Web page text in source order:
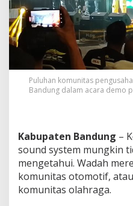
i
t
a
o
u
n
d
t
e
m
a
w
Puluhan komunitas
Bandung dalam acara demo
Kabupaten Bandung –
sound system mungkin
mengetahui. Wadah
komunitas otomotif,
komunitas olahraga.